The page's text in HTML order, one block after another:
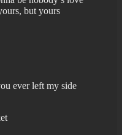
but yours
ever left my side